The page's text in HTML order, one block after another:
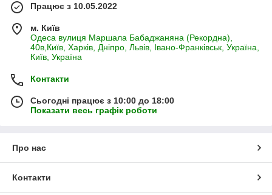
Працює з 10.05.2022
м. Київ
Одеса вулиця Маршала Бабаджаняна (Рекордна),
40в,Київ, Харків, Дніпро, Львів, Івано-Франківськ, Україна,
Київ, Україна
Контакти
Сьогодні працює з 10:00 до 18:00
Показати весь графік роботи
Про нас
Контакти